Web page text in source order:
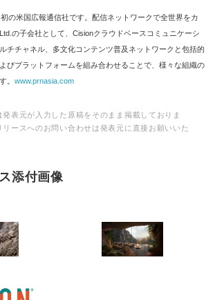
の米国広報通信社です。配信ネットワークで全世界をカ
の子会社として、Cisionクラウドベースコミュニケーシ
チチャネル、多文化コンテンツ普及ネットワークと包括的
びプラットフォームを組み合わせることで、様々な組織の
。 www.prnasia.com
表元が入力した原稿をそのまま掲載しておりま
ースへのお問い合わせは発表元に直接お願いいた
添付画像